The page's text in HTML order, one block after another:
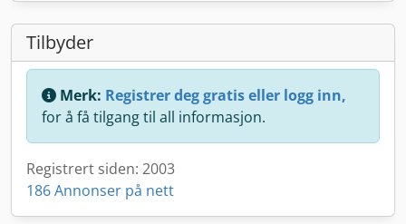
Tilbyder
Merk: Registrer deg gratis eller logg inn,
for å få tilgang til all informasjon.
Registrert siden: 2003
186 Annonser på nett